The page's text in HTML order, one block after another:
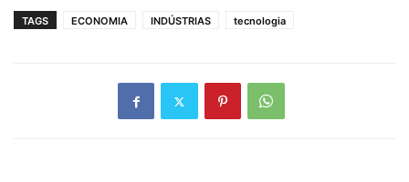
TAGS ECONOMIA INDÚSTRIAS tecnologia